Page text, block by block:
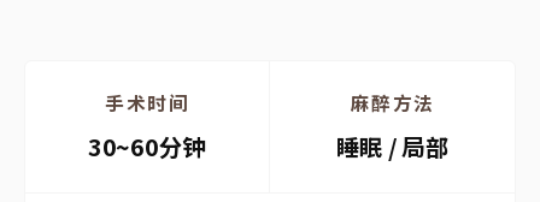
手术时间
30~60分钟
麻醉方法
睡眠 / 局部